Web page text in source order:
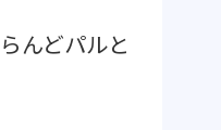
んどパルと